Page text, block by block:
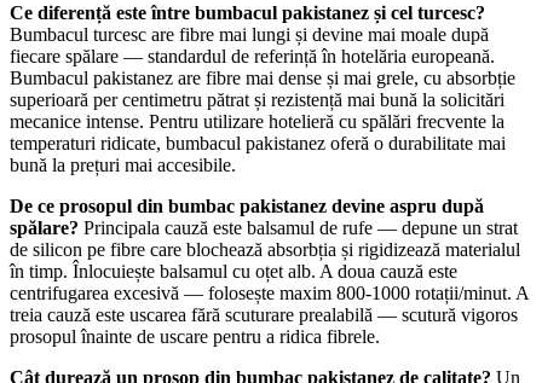
Ce diferență este între bumbacul pakistanez și cel turcesc?
Bumbacul turcesc are fibre mai lungi și devine mai moale după
fiecare spălare — standardul de referință în hotelăria europeană.
Bumbacul pakistanez are fibre mai dense și mai grele, cu absorbție
superioară per centimetru pătrat și rezistență mai bună la solicitări
mecanice intense. Pentru utilizare hotelieră cu spălări frecvente la
temperaturi ridicate, bumbacul pakistanez oferă o durabilitate mai
bună la prețuri mai accesibile.
De ce prosopul din bumbac pakistanez devine aspru după
spălare? Principala cauză este balsamul de rufe — depune un strat
de silicon pe fibre care blochează absorbția și rigidizează materialul
în timp. Înlocuiește balsamul cu oțet alb. A doua cauză este
centrifugarea excesivă — folosește maxim 800-1000 rotații/minut. A
treia cauză este uscarea fără scuturare prealabilă — scutură vigoros
prosopul înainte de uscare pentru a ridica fibrele.
Cât durează un prosop din bumbac pakistanez de calitate? Un